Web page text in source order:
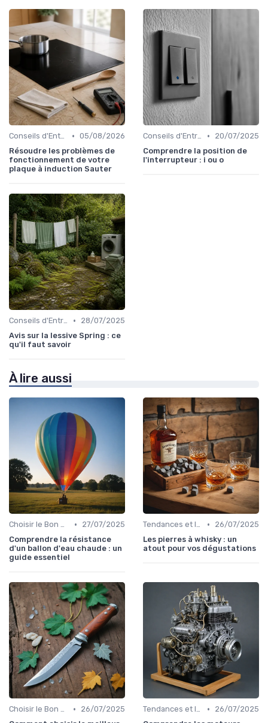
Conseils d'Entretien • 05/08/2026
Résoudre les problèmes de
fonctionnement de votre
plaque à induction Sauter
Conseils d'Entretien •
20/07/2025
Comprendre la position de
l'interrupteur : i ou o
Conseils d'Entretien •
28/07/2025
Avis sur la lessive Spring : ce
qu'il faut savoir
À lire aussi
Choisir le Bon Appareil •
27/07/2025
Comprendre la résistance
d'un ballon d'eau chaude : un
guide essentiel
Tendances et Innovations •
26/07/2025
Les pierres à whisky : un
atout pour vos dégustations
Choisir le Bon Appareil •
26/07/2025
Tendances et Innovations •
26/07/2025